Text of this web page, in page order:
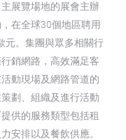
展覽場地的展會主辦
在全球30個地區聘用
元。集團與眾多相關行
銷網路，高效滿足客
動現場及網路管道的
劃、組織及進行活動
供的服務類型包括租
安排以及餐飲供應。